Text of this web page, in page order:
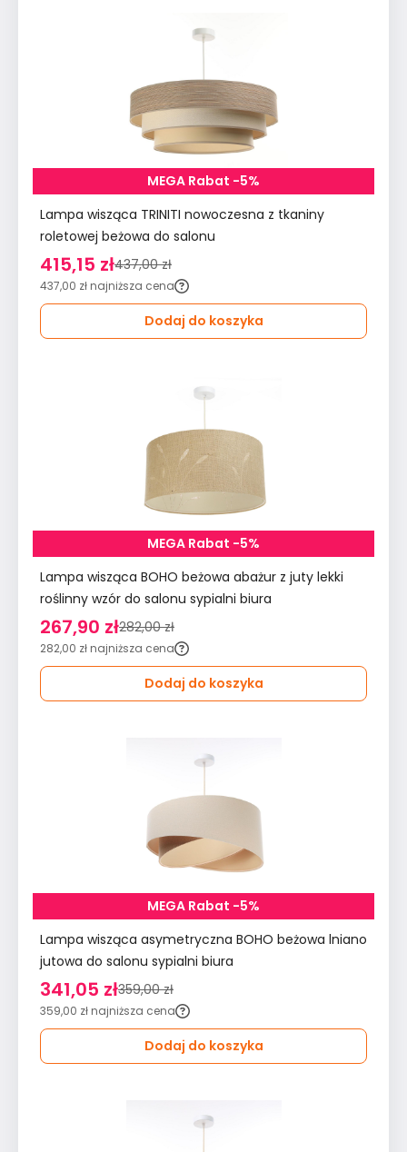
MEGA Rabat -5%
Lampa wisząca TRINITI nowoczesna z tkaniny
roletowej beżowa do salonu
415,15 zł437,00 zł
437,00 zł najniższa cena
Dodaj do koszyka
MEGA Rabat -5%
Lampa wisząca BOHO beżowa abażur z juty lekki
roślinny wzór do salonu sypialni biura
267,90 zł282,00 zł
282,00 zł najniższa cena
Dodaj do koszyka
MEGA Rabat -5%
Lampa wisząca asymetryczna BOHO beżowa lniano
jutowa do salonu sypialni biura
341,05 zł359,00 zł
359,00 zł najniższa cena
Dodaj do koszyka